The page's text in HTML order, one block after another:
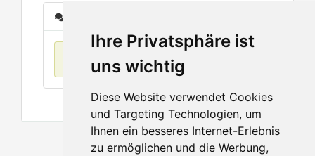
Ihre Privatsphäre ist
uns wichtig
Diese Website verwendet Cookies
und Targeting Technologien, um
Ihnen ein besseres Internet-Erlebnis
zu ermöglichen und die Werbung,
No items found